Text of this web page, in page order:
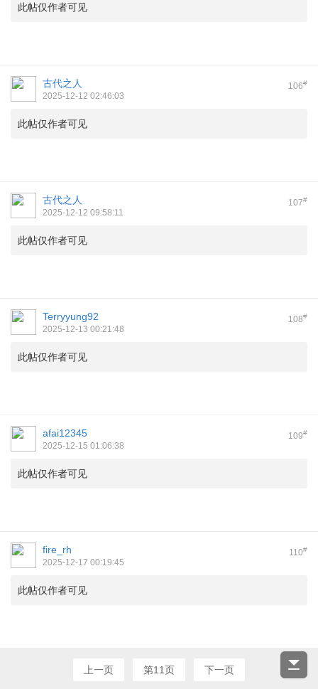
此帖仅作者可见
106#
古代之人
2025-12-12 02:46:03
此帖仅作者可见
107#
古代之人
2025-12-12 09:58:11
此帖仅作者可见
108#
Terryyung92
2025-12-13 00:21:48
此帖仅作者可见
109#
afai12345
2025-12-15 01:06:38
此帖仅作者可见
110#
fire_rh
2025-12-17 00:19:45
此帖仅作者可见
上一页 第11页 下一页